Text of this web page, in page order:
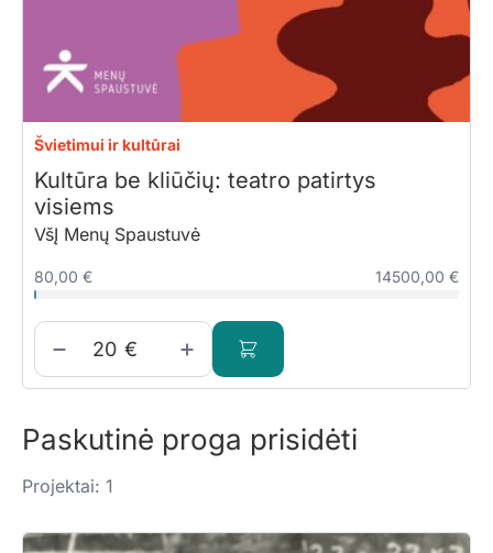
Švietimui ir kultūrai
Kultūra be kliūčių: teatro patirtys
visiems
VšĮ Menų Spaustuvė
80,00 € 14500,00 €
€
Paskutinė proga prisidėti
Projektai: 1